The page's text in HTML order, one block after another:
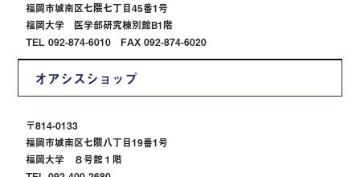
福岡市城南区七隈七丁目45番1号
福岡大学 医学部研究棟別館B1階
TEL 092-874-6010 FAX 092-874-6020
オアシスショップ
〒814-0133
福岡市城南区七隈八丁目19番1号
福岡大学 ８号館１階